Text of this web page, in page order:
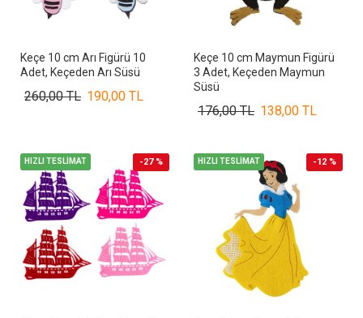
Keçe 10 cm Arı Figürü 10
Adet, Keçeden Arı Süsü
190,00 TL
260,00 TL
Keçe 10 cm Maymun Figürü
3 Adet, Keçeden Maymun
Süsü
138,00 TL
176,00 TL
HIZLI TESLİMAT -27 % HIZLI TESLİMAT -12 %